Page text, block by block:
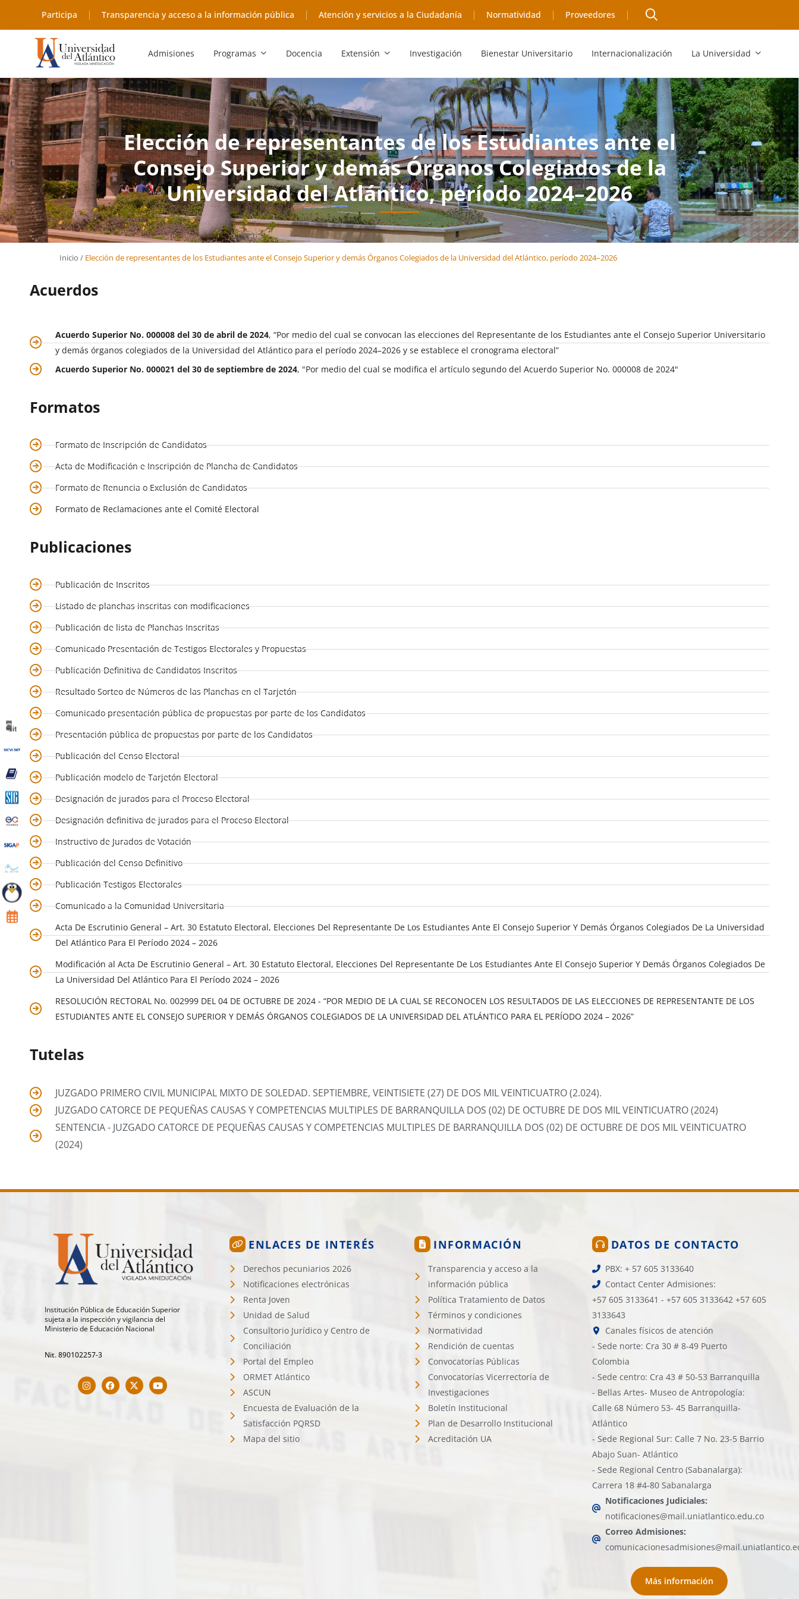
Participa Transparencia y acceso a la información pública Atención y servicios a la Ciudadanía Normatividad Proveedores
Admisiones Programas Docencia Extensión Investigación Bienestar Universitario Internacionalización La Universidad
Elección de representantes de los Estudiantes ante el
Consejo Superior y demás Órganos Colegiados de la
Universidad del Atlántico, período 2024–2026
Inicio /Elección de representantes de los Estudiantes ante el Consejo Superior y demás Órganos Colegiados de la Universidad del Atlántico, período 2024–2026
Acuerdos
Acuerdo Superior No. 000008 del 30 de abril de 2024, “Por medio del cual se convocan las elecciones del Representante de los Estudiantes ante el Consejo Superior Universitario
y demás órganos colegiados de la Universidad del Atlántico para el período 2024–2026 y se establece el cronograma electoral”
Acuerdo Superior No. 000021 del 30 de septiembre de 2024, "Por medio del cual se modifica el artículo segundo del Acuerdo Superior No. 000008 de 2024"
Formatos
Formato de Inscripción de Candidatos
Acta de Modificación e Inscripción de Plancha de Candidatos
Formato de Renuncia o Exclusión de Candidatos
Formato de Reclamaciones ante el Comité Electoral
Publicaciones
Publicación de Inscritos
Listado de planchas inscritas con modificaciones
Publicación de lista de Planchas Inscritas
Comunicado Presentación de Testigos Electorales y Propuestas
Publicación Definitiva de Candidatos Inscritos
Resultado Sorteo de Números de las Planchas en el Tarjetón
Comunicado presentación pública de propuestas por parte de los Candidatos
Presentación pública de propuestas por parte de los Candidatos
Publicación del Censo Electoral
Publicación modelo de Tarjetón Electoral
Designación de jurados para el Proceso Electoral
Designación definitiva de jurados para el Proceso Electoral
Instructivo de Jurados de Votación
Publicación del Censo Definitivo
Publicación Testigos Electorales
Comunicado a la Comunidad Universitaria
Acta De Escrutinio General – Art. 30 Estatuto Electoral, Elecciones Del Representante De Los Estudiantes Ante El Consejo Superior Y Demás Órganos Colegiados De La Universidad
Del Atlántico Para El Período 2024 – 2026
Modificación al Acta De Escrutinio General – Art. 30 Estatuto Electoral, Elecciones Del Representante De Los Estudiantes Ante El Consejo Superior Y Demás Órganos Colegiados De
La Universidad Del Atlántico Para El Período 2024 – 2026
RESOLUCIÓN RECTORAL No. 002999 DEL 04 DE OCTUBRE DE 2024 - “POR MEDIO DE LA CUAL SE RECONOCEN LOS RESULTADOS DE LAS ELECCIONES DE REPRESENTANTE DE LOS
ESTUDIANTES ANTE EL CONSEJO SUPERIOR Y DEMÁS ÓRGANOS COLEGIADOS DE LA UNIVERSIDAD DEL ATLÁNTICO PARA EL PERÍODO 2024 – 2026”
Tutelas
JUZGADO PRIMERO CIVIL MUNICIPAL MIXTO DE SOLEDAD. SEPTIEMBRE, VEINTISIETE (27) DE DOS MIL VEINTICUATRO (2.024).
JUZGADO CATORCE DE PEQUEÑAS CAUSAS Y COMPETENCIAS MULTIPLES DE BARRANQUILLA DOS (02) DE OCTUBRE DE DOS MIL VEINTICUATRO (2024)
SENTENCIA - JUZGADO CATORCE DE PEQUEÑAS CAUSAS Y COMPETENCIAS MULTIPLES DE BARRANQUILLA DOS (02) DE OCTUBRE DE DOS MIL VEINTICUATRO
(2024)
Institución Pública de Educación Superior
sujeta a la inspección y vigilancia del
Ministerio de Educación Nacional
Nit. 890102257-3
ENLACES DE INTERÉS
Derechos pecuniarios 2026
Notificaciones electrónicas
Renta Joven
Unidad de Salud
Consultorio Jurídico y Centro de
Conciliación
Portal del Empleo
ORMET Atlántico
ASCUN
Encuesta de Evaluación de la
Satisfacción PQRSD
Mapa del sitio
INFORMACIÓN
Transparencia y acceso a la
información pública
Política Tratamiento de Datos
Términos y condiciones
Normatividad
Rendición de cuentas
Convocatorías Públicas
Convocatorías Vicerrectoría de
Investigaciones
Boletín Institucional
Plan de Desarrollo Institucional
Acreditación UA
DATOS DE CONTACTO
PBX: + 57 605 3133640
Contact Center Admisiones:
+57 605 3133641 - +57 605 3133642 +57 605
3133643
Canales físicos de atención
- Sede norte: Cra 30 # 8-49 Puerto
Colombia
- Sede centro: Cra 43 # 50-53 Barranquilla
- Bellas Artes- Museo de Antropología:
Calle 68 Número 53- 45 Barranquilla-
Atlántico
- Sede Regional Sur: Calle 7 No. 23-5 Barrio
Abajo Suan- Atlántico
- Sede Regional Centro (Sabanalarga):
Carrera 18 #4-80 Sabanalarga
Notificaciones Judiciales:
notificaciones@mail.uniatlantico.edu.co
Correo Admisiones:
Más información